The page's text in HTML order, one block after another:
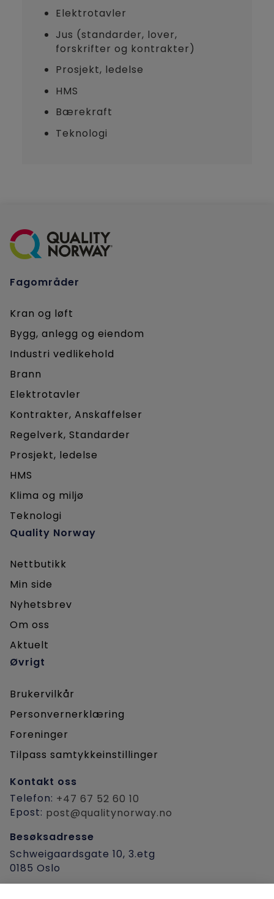
Elektrotavler
Jus (standarder, lover,
forskrifter og kontrakter)
Prosjekt, ledelse
HMS
Bærekraft
Teknologi
Kontakt oss
Telefon: +47 67 52 60 10
Epost: post@qualitynorway.no
Besøksadresse
Schweigaardsgate 10, 3.etg
0185 Oslo
Fagområder
Kran og løft
Bygg, anlegg og eiendom
Industri vedlikehold
Brann
Elektrotavler
Kontrakter, Anskaffelser
Regelverk, Standarder
Prosjekt, ledelse
HMS
Klima og miljø
Teknologi
Quality Norway
Nettbutikk
Min side
Nyhetsbrev
Om oss
Aktuelt
Øvrigt
Brukervilkår
Personvernerklæring
Foreninger
Tilpass samtykkeinstillinger